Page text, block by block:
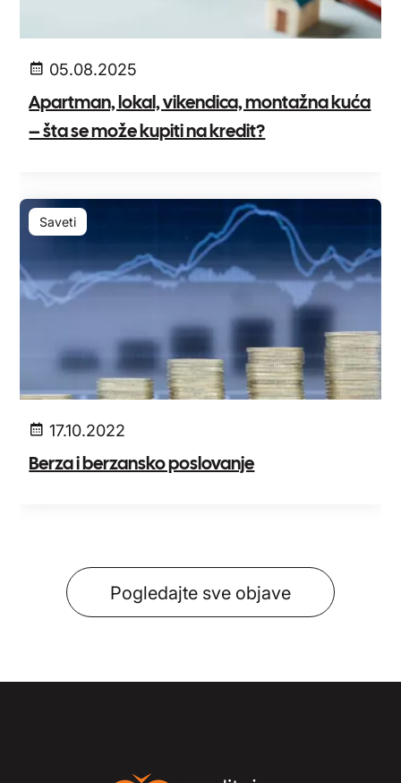
05.08.2025
Apartman, lokal, vikendica, montažna kuća
– šta se može kupiti na kredit?
Saveti
17.10.2022
Berza i berzansko poslovanje
Pogledajte sve objave